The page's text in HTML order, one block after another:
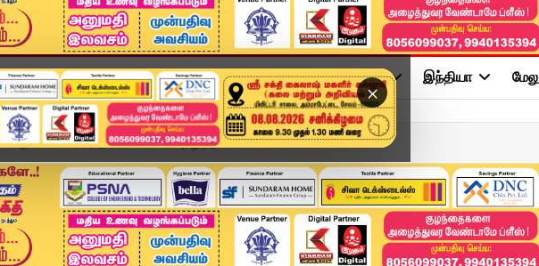
×
அண்மை தமிழ்நாடு சினிமா அரசியல் விளையாட்டு இந்தியா
" ஆவின் பச்சை நிற பால் பாக்கெட் நிறுத்தப்படவில்...